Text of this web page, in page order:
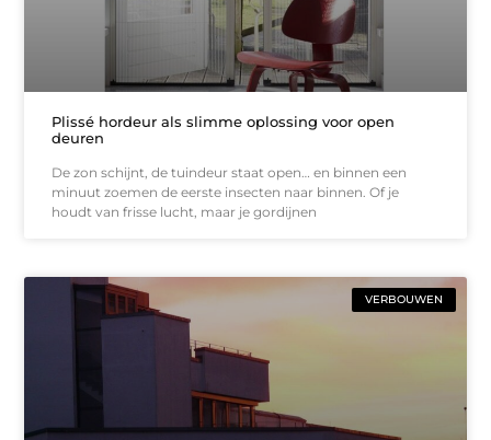
Plissé hordeur als slimme oplossing voor open
deuren
De zon schijnt, de tuindeur staat open… en binnen een
minuut zoemen de eerste insecten naar binnen. Of je
houdt van frisse lucht, maar je gordijnen
VERBOUWEN